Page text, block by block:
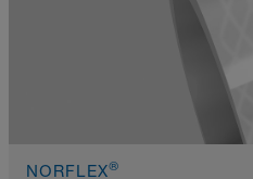
NORFLEX®